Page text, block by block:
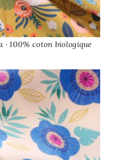
· 100% coton biologique